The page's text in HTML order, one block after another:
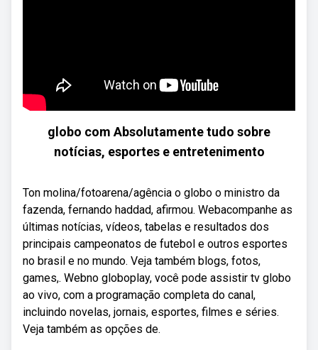
globo com Absolutamente tudo sobre
notícias, esportes e entretenimento
Ton molina/fotoarena/agência o globo o ministro da
fazenda, fernando haddad, afirmou. Webacompanhe as
últimas notícias, vídeos, tabelas e resultados dos
principais campeonatos de futebol e outros esportes
no brasil e no mundo. Veja também blogs, fotos,
games,. Webno globoplay, você pode assistir tv globo
ao vivo, com a programação completa do canal,
incluindo novelas, jornais, esportes, filmes e séries.
Veja também as opções de.